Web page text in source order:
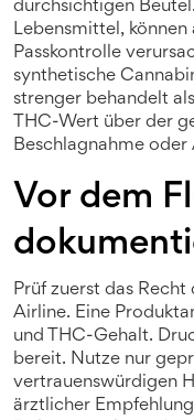
durchsichtigen
Lebensmittel,
Passkontrolle
synthetische
strenger behandelt
THC-Wert über der
Beschlagnahme
Vor dem
Prüf zuerst das Recht
Airline. Eine
und THC-Gehalt.
bereit. Nutze nur
vertrauenswürdigen
ärztlicher